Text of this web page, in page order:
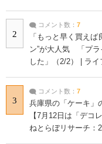
2
コメント数： 7
「もっと早く買え
ン”が大人気 「プラ
した」（2/2） | ラ
3
コメント数： 7
兵庫県の「ケーキ」
【7月12日は「デコ
ねとらぼリサーチ：